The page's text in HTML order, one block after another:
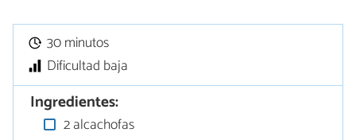
30 minutos
Dificultad baja
Ingredientes:
2 alcachofas